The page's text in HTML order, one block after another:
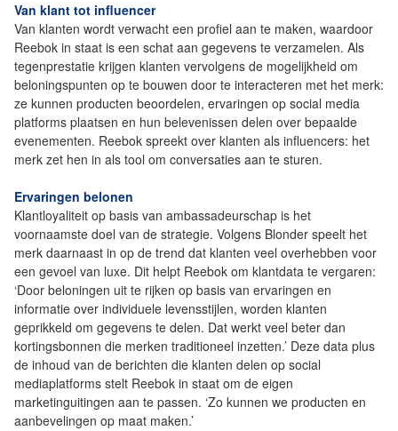
Van klant tot influencer
Van klanten wordt verwacht een profiel aan te maken, waardoor
Reebok in staat is een schat aan gegevens te verzamelen. Als
tegenprestatie krijgen klanten vervolgens de mogelijkheid om
beloningspunten op te bouwen door te interacteren met het merk:
ze kunnen producten beoordelen, ervaringen op social media
platforms plaatsen en hun belevenissen delen over bepaalde
evenementen. Reebok spreekt over klanten als influencers: het
merk zet hen in als tool om conversaties aan te sturen.
Ervaringen belonen
Klantloyaliteit op basis van ambassadeurschap is het
voornaamste doel van de strategie. Volgens Blonder speelt het
merk daarnaast in op de trend dat klanten veel overhebben voor
een gevoel van luxe. Dit helpt Reebok om klantdata te vergaren:
‘Door beloningen uit te rijken op basis van ervaringen en
informatie over individuele levensstijlen, worden klanten
geprikkeld om gegevens te delen. Dat werkt veel beter dan
kortingsbonnen die merken traditioneel inzetten.’ Deze data plus
de inhoud van de berichten die klanten delen op social
mediaplatforms stelt Reebok in staat om de eigen
marketinguitingen aan te passen. ‘Zo kunnen we producten en
aanbevelingen op maat maken.’